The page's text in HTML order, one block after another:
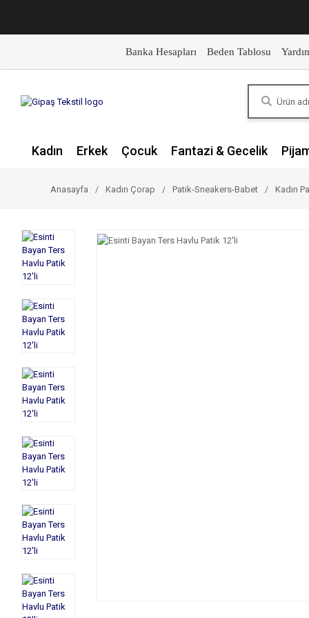
Banka Hesapları Beden Tablosu
Kadın Erkek Çocuk Fantazi & Gecelik
Anasayfa Kadın Çorap Patik-Sneakers-Babet Kadın